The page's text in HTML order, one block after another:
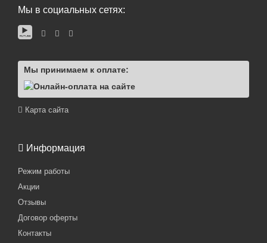
Мы в социальных сетях:
Мы принимаем к оплате:
Карта сайта
Информация
Режим работы
Акции
Отзывы
Договор оферты
Контакты